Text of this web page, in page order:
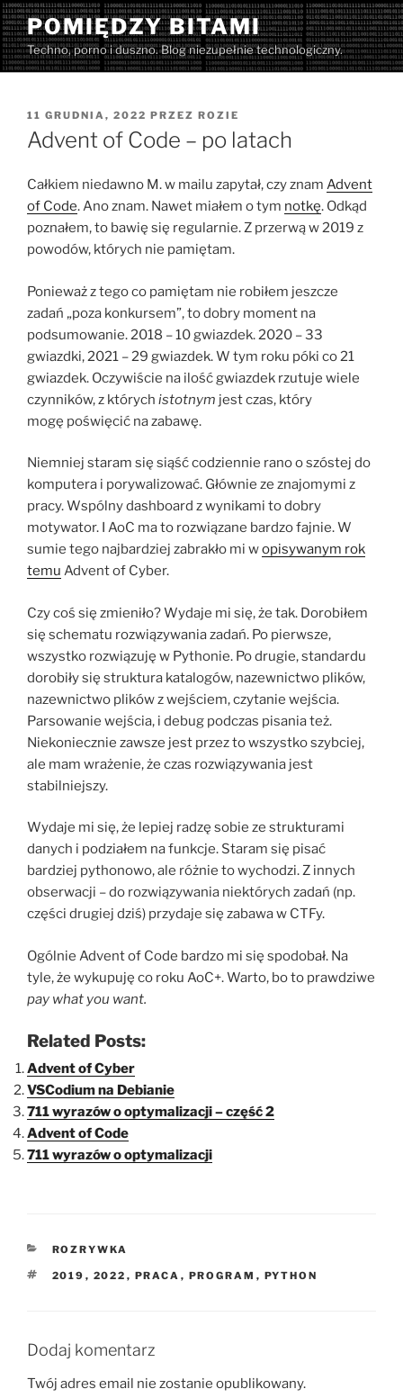
Przejdź
do
treści
POMIĘDZY BITAMI
Techno, porno i duszno. Blog niezupełnie technologiczny.
OPUBLIKOWANE
W
11 GRUDNIA, 2022 PRZEZ ROZIE
Advent of Code – po latach
Całkiem niedawno M. w mailu zapytał, czy znam Advent
of Code. Ano znam. Nawet miałem o tym notkę. Odkąd
poznałem, to bawię się regularnie. Z przerwą w 2019 z
powodów, których nie pamiętam.
Ponieważ z tego co pamiętam nie robiłem jeszcze
zadań „poza konkursem”, to dobry moment na
podsumowanie. 2018 – 10 gwiazdek. 2020 – 33
gwiazdki, 2021 – 29 gwiazdek. W tym roku póki co 21
gwiazdek. Oczywiście na ilość gwiazdek rzutuje wiele
czynników, z których istotnym jest czas, który
mogę poświęcić na zabawę.
Niemniej staram się siąść codziennie rano o szóstej do
komputera i porywalizować. Głównie ze znajomymi z
pracy. Wspólny dashboard z wynikami to dobry
motywator. I AoC ma to rozwiązane bardzo fajnie. W
sumie tego najbardziej zabrakło mi wopisywanym rok
temu Advent of Cyber.
Czy coś się zmieniło? Wydaje mi się, że tak. Dorobiłem
się schematu rozwiązywania zadań. Po pierwsze,
wszystko rozwiązuję w Pythonie. Po drugie, standardu
dorobiły się struktura katalogów, nazewnictwo plików,
nazewnictwo plików z wejściem, czytanie wejścia.
Parsowanie wejścia, i debug podczas pisania też.
Niekoniecznie zawsze jest przez to wszystko szybciej,
ale mam wrażenie, że czas rozwiązywania jest
stabilniejszy.
Wydaje mi się, że lepiej radzę sobie ze strukturami
danych i podziałem na funkcje. Staram się pisać
bardziej pythonowo, ale różnie to wychodzi. Z innych
obserwacji – do rozwiązywania niektórych zadań (np.
części drugiej dziś) przydaje się zabawa w CTFy.
Ogólnie Advent of Code bardzo mi się spodobał. Na
tyle, że wykupuję co roku AoC+. Warto, bo to prawdziwe
pay what you want.
Related Posts:
Advent of Cyber
VSCodium na Debianie
711 wyrazów o optymalizacji – część 2
Advent of Code
711 wyrazów o optymalizacji
KATEGORIE
ROZRYWKA
TAGI
2019 , 2022 , PRACA , PROGRAM , PYTHON
Dodaj komentarz
Twój adres email nie zostanie opublikowany.